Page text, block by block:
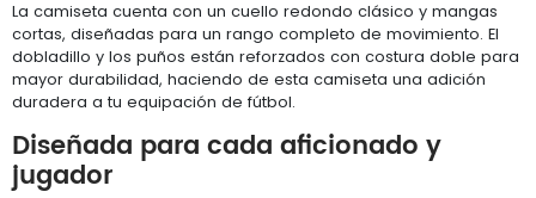
La camiseta cuenta con un cuello redondo clásico y mangas
cortas, diseñadas para un rango completo de movimiento. El
dobladillo y los puños están reforzados con costura doble para
mayor durabilidad, haciendo de esta camiseta una adición
duradera a tu equipación de fútbol.
Diseñada para cada aficionado y
jugador